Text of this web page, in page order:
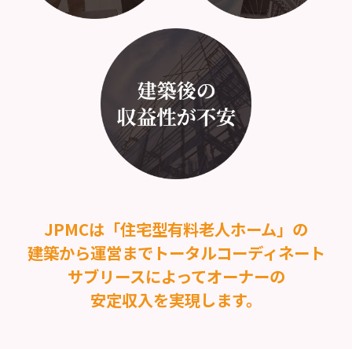
JPMCは「住宅型有料老人ホーム」の
建築から運営まで トータルコーディネート
サブリースによってオーナーの
安定収入を実現します。